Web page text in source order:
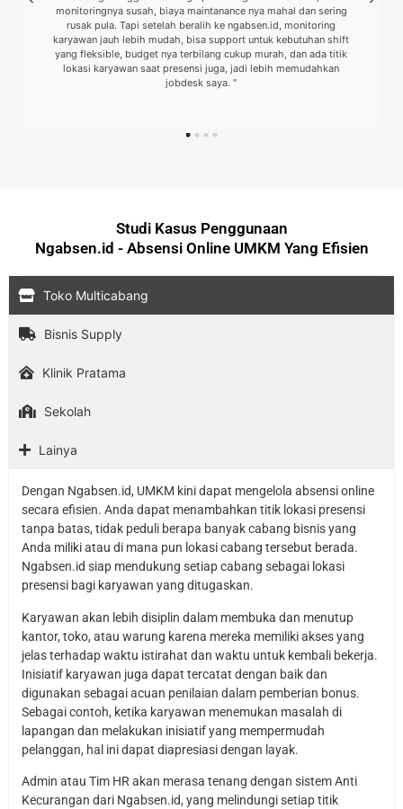
monitoringnya susah, biaya maintanance nya mahal dan sering
rusak pula. Tapi setelah beralih ke ngabsen.id, monitoring
karyawan jauh lebih mudah, bisa support untuk kebutuhan shift
yang fleksible, budget nya terbilang cukup murah, dan ada titik
lokasi karyawan saat presensi juga, jadi lebih memudahkan
jobdesk saya. "
Studi Kasus Penggunaan
Ngabsen.id - Absensi Online UMKM Yang Efisien
Toko Multicabang
Bisnis Supply
Klinik Pratama
Sekolah
Lainya
Dengan Ngabsen.id, UMKM kini dapat mengelola absensi online
secara efisien. Anda dapat menambahkan titik lokasi presensi
tanpa batas, tidak peduli berapa banyak cabang bisnis yang
Anda miliki atau di mana pun lokasi cabang tersebut berada.
Ngabsen.id siap mendukung setiap cabang sebagai lokasi
presensi bagi karyawan yang ditugaskan.
Karyawan akan lebih disiplin dalam membuka dan menutup
kantor, toko, atau warung karena mereka memiliki akses yang
jelas terhadap waktu istirahat dan waktu untuk kembali bekerja.
Inisiatif karyawan juga dapat tercatat dengan baik dan
digunakan sebagai acuan penilaian dalam pemberian bonus.
Sebagai contoh, ketika karyawan menemukan masalah di
lapangan dan melakukan inisiatif yang mempermudah
pelanggan, hal ini dapat diapresiasi dengan layak.
Admin atau Tim HR akan merasa tenang dengan sistem Anti
Kecurangan dari Ngabsen.id, yang melindungi setiap titik